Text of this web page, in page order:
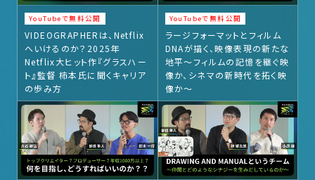
YouTubeで無料公開
VIDEOGRAPHERは、Netflix
へいけるのか？2025年
Netflix大ヒット作『グラスハー
ト』監督 柿本氏に聞くキャリア
の歩み方
YouTubeで無料公開
ラージフォーマットとフィルム
DNAが描く、映像表現の新たな
地平〜フィルムの記憶を継ぐ映
像か、シネマの新時代を拓く映
像か〜